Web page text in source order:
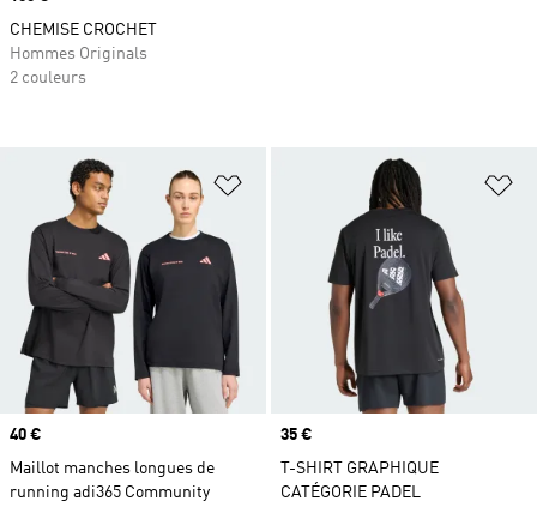
Ajouter à la Liste de produits
Prix
40 €
Maillot manches longues de
running adi365 Community
Prix
35 €
T-SHIRT GRAPHIQUE
CATÉGORIE PADEL
CHEMISE CROCHET
Hommes Originals
2 couleurs